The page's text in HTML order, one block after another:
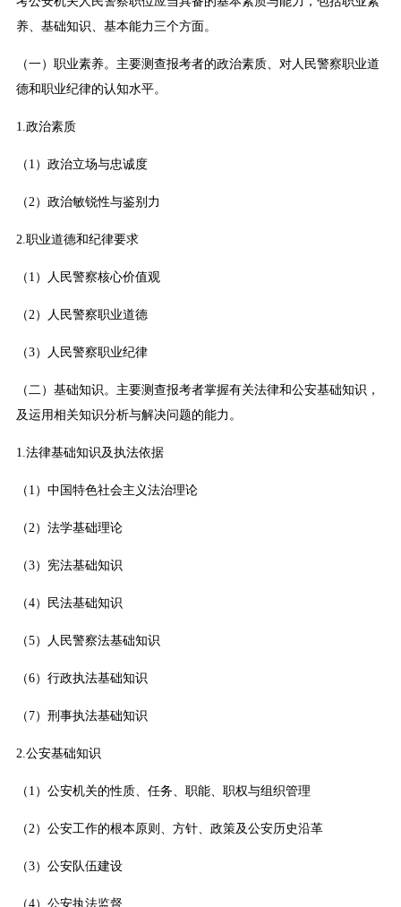
养、基础知识、基本能力三个方面。
（一）职业素养。主要测查报考者的政治素质、对人民警察职业道
德和职业纪律的认知水平。
1.政治素质
（1）政治立场与忠诚度
（2）政治敏锐性与鉴别力
2.职业道德和纪律要求
（1）人民警察核心价值观
（2）人民警察职业道德
（3）人民警察职业纪律
（二）基础知识。主要测查报考者掌握有关法律和公安基础知识，
及运用相关知识分析与解决问题的能力。
1.法律基础知识及执法依据
（1）中国特色社会主义法治理论
（2）法学基础理论
（3）宪法基础知识
（4）民法基础知识
（5）人民警察法基础知识
（6）行政执法基础知识
（7）刑事执法基础知识
2.公安基础知识
（1）公安机关的性质、任务、职能、职权与组织管理
（2）公安工作的根本原则、方针、政策及公安历史沿革
（3）公安队伍建设
（4）公安执法监督